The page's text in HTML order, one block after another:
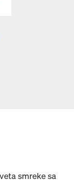
smreke sa